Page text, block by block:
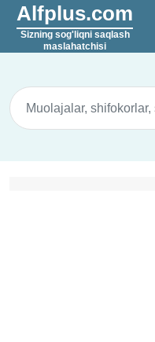
Alfplus.com
Sizning sog'liqni saqlash
maslahatchisi